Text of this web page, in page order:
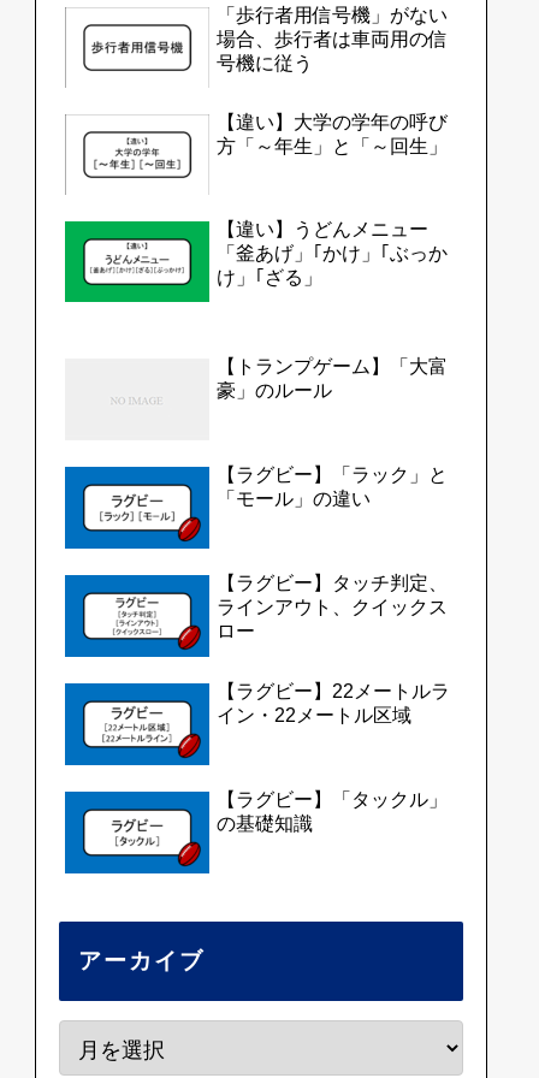
「歩行者用信号機」がない
場合、歩行者は車両用の信
号機に従う
【違い】大学の学年の呼び
方「～年生」と「～回生」
【違い】うどんメニュー
「釜あげ」｢かけ」｢ぶっか
け」｢ざる」
【トランプゲーム】「大富
豪」のルール
【ラグビー】「ラック」と
「モール」の違い
【ラグビー】タッチ判定、
ラインアウト、クイックス
ロー
【ラグビー】22メートルラ
イン・22メートル区域
【ラグビー】「タックル」
の基礎知識
アーカイブ